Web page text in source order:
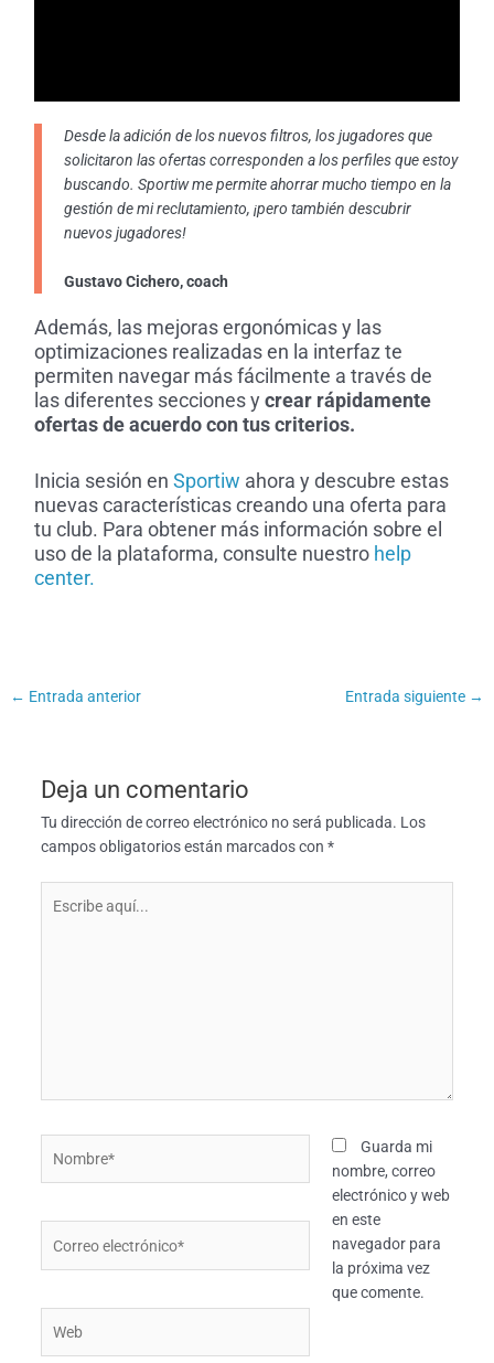
Desde la adición de los nuevos filtros, los jugadores que
solicitaron las ofertas corresponden a los perfiles que estoy
buscando. Sportiw me permite ahorrar mucho tiempo en la
gestión de mi reclutamiento, ¡pero también descubrir
nuevos jugadores!
Gustavo Cichero, coach
Además, las mejoras ergonómicas y las
optimizaciones realizadas en la interfaz te
permiten navegar más fácilmente a través de
las diferentes secciones ycrear rápidamente
ofertas de acuerdo con tus criterios.
Inicia sesión enSportiw ahora y descubre estas
nuevas características creando una oferta para
tu club. Para obtener más información sobre el
uso de la plataforma, consulte nuestro help
center.
← Entrada anterior Entrada siguiente →
Deja un comentario
Tu dirección de correo electrónico no será publicada. Los
campos obligatorios están marcados con *
aquí...
electrónico*
Guarda mi
nombre, correo
electrónico y web
en este
navegador para
la próxima vez
que comente.